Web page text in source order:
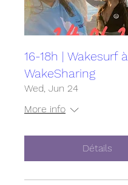
16-18h | Wakesurf à
WakeSharing
Wed, Jun 24
More info
Détails